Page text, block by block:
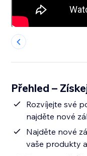
Přehled –
Rozvíjejte své
najděte nové
Najděte nové
vaše produkty